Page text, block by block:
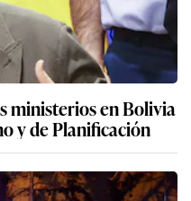
ministerios en Bolivia
y de Planificación